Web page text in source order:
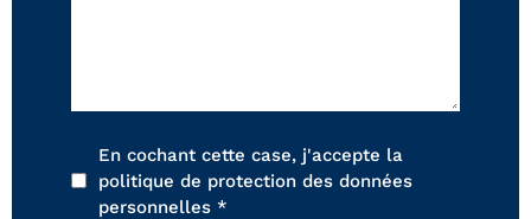
En cochant cette case, j'accepte la
politique de protection des données
personnelles *